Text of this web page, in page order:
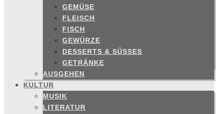
GEMÜSE
FLEISCH
FISCH
GEWÜRZE
DESSERTS & SÜSSES
GETRÄNKE
AUSGEHEN
KULTUR
MUSIK
LITERATUR